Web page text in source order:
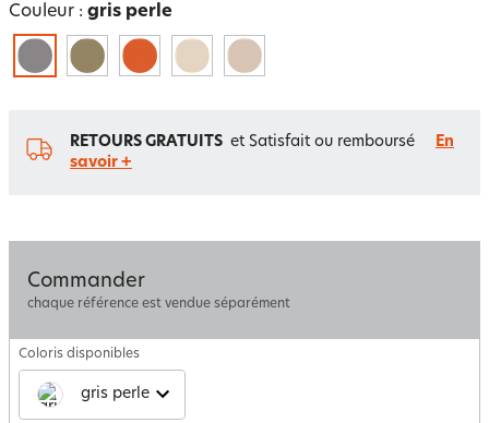
Couleur : gris perle
RETOURS GRATUITS et Satisfait ou remboursé
En
savoir +
Commander
chaque référence est vendue séparément
Coloris disponibles
gris perle